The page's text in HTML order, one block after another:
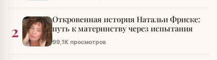
2
Откровенная история Натальи Фриске:
путь к материнству через испытания
99,1К просмотров